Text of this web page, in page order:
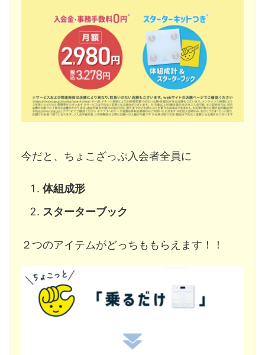
今だと、ちょこざっぷ入会者全員に
体組成形
スターターブック
２つのアイテムがどっちももらえます！！